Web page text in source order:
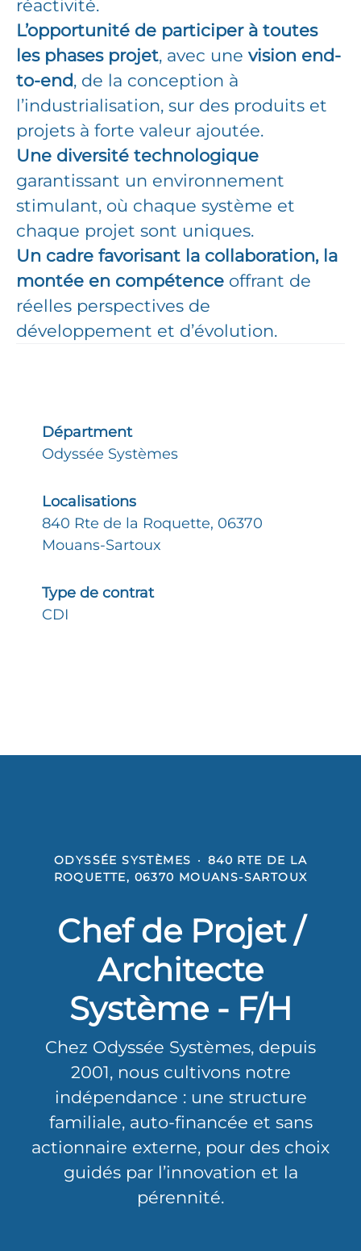
réactivité.
L’opportunité de participer à toutes
les phases projet, avec une vision end-
to-end, de la conception à
l’industrialisation, sur des produits et
projets à forte valeur ajoutée.
Une diversité technologique
garantissant un environnement
stimulant, où chaque système et
chaque projet sont uniques.
Un cadre favorisant la collaboration, la
montée en compétence offrant de
réelles perspectives de
développement et d’évolution.
Départment
Odyssée Systèmes
Localisations
840 Rte de la Roquette, 06370
Mouans-Sartoux
Type de contrat
CDI
ODYSSÉE SYSTÈMES · 840 RTE DE LA
ROQUETTE, 06370 MOUANS-SARTOUX
Chef de Projet /
Architecte
Système - F/H
Chez Odyssée Systèmes, depuis
2001, nous cultivons notre
indépendance : une structure
familiale, auto-financée et sans
actionnaire externe, pour des choix
guidés par l’innovation et la
pérennité.